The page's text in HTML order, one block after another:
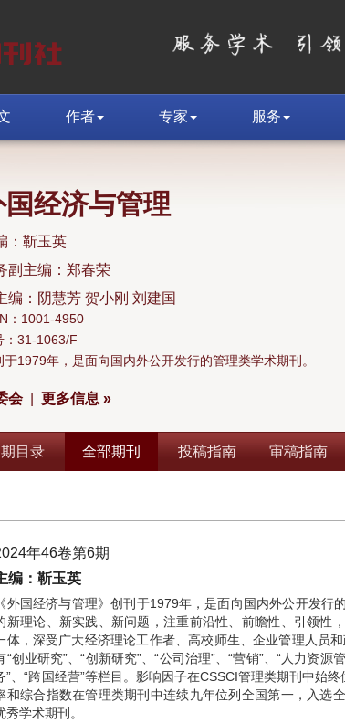
作者 专家 服务
国经济与管理
：靳玉英
副主编：郑春荣
编：阴慧芳 贺小刚 刘建国
：1001-4950
：31-1063/F
于1979年，是面向国内外公开发行的管理类学术期刊。
会| 更多信息 »
目录 全部期刊 投稿指南 审稿指南
年46卷第6期
编：靳玉英
《外国经济与管理》创刊于1979年，是面向国内外公开发行
新理论、新实践、新问题，注重前沿性、前瞻性、引领性
体，深受广大经济理论工作者、高校师生、企业管理人员
“创业研究”、“创新研究”、“公司治理”、“营销”、“人力资源
”、“跨国经营”等栏目。影响因子在CSSCI管理类期刊中始
和综合指数在管理类期刊中连续九年位列全国第一，入选
秀学术期刊。